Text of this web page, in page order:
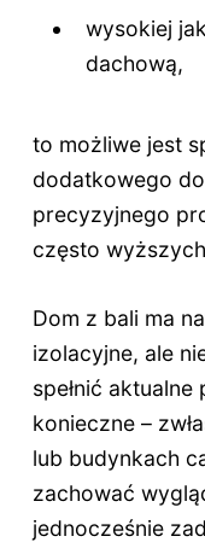
wysokiej
dachową,
to możliwe jest
dodatkowego
precyzyjnego
często
Dom z bali ma
izolacyjne, ale
spełnić
konieczne –
lub budynkach
zachować
jednocześnie